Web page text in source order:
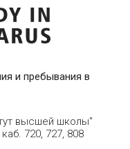
и пребывания в
высшей школы"
720, 727, 808